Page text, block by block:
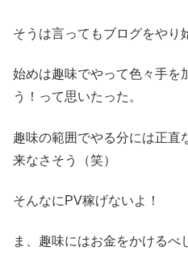
そうは言ってもブログをやり
始めは趣味でやって色々手を
う！って思いたった。
趣味の範囲でやる分には正直
来なさそう（笑）
そんなにPV稼げないよ！
ま、趣味にはお金をかける